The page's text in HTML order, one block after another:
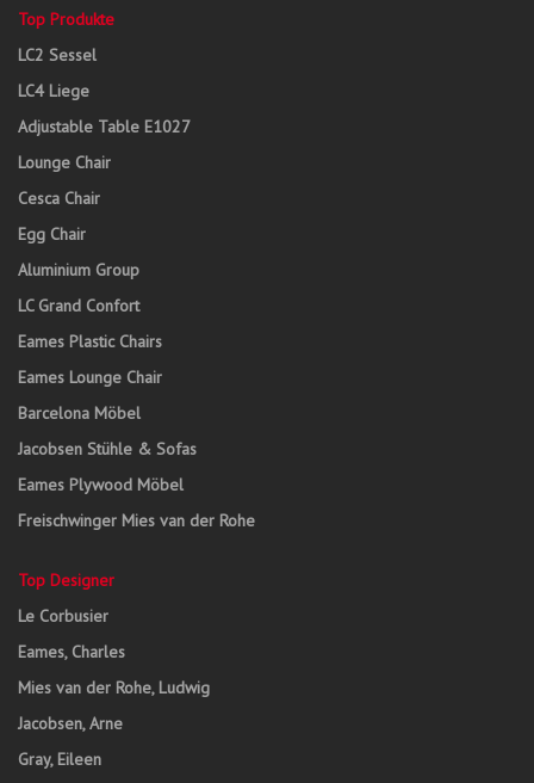
Top Produkte
LC2 Sessel
LC4 Liege
Adjustable Table E1027
Lounge Chair
Cesca Chair
Egg Chair
Aluminium Group
LC Grand Confort
Eames Plastic Chairs
Eames Lounge Chair
Barcelona Möbel
Jacobsen Stühle & Sofas
Eames Plywood Möbel
Freischwinger Mies van der Rohe
Top Designer
Le Corbusier
Eames, Charles
Mies van der Rohe, Ludwig
Jacobsen, Arne
Gray, Eileen